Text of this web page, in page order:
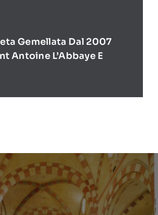
Gemellata Dal 2007
Antoine L’Abbaye E